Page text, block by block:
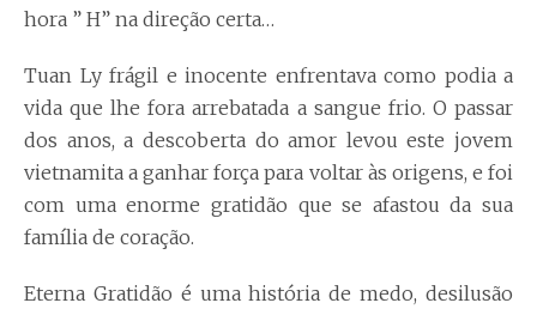
hora ” H” na direção certa…
Tuan Ly frágil e inocente enfrentava como podia a
vida que lhe fora arrebatada a sangue frio. O passar
dos anos, a descoberta do amor levou este jovem
vietnamita a ganhar força para voltar às origens, e foi
com uma enorme gratidão que se afastou da sua
família de coração.
Eterna Gratidão é uma história de medo, desilusão